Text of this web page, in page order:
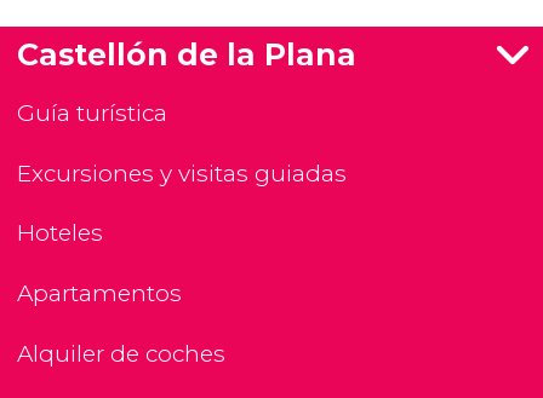
Castellón de la Plana
Guía turística
Excursiones y visitas guiadas
Hoteles
Apartamentos
Alquiler de coches